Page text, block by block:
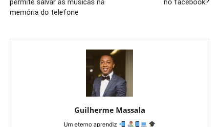
permite salvar as músicas na
memória do telefone
no facebook?
Guilherme Massala
Um eterno aprendiz